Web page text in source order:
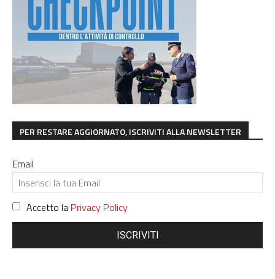
PER RESTARE AGGIORNATO, ISCRIVITI ALLA NEWSLETTER
Email
Accetto la Privacy Policy
ISCRIVITI